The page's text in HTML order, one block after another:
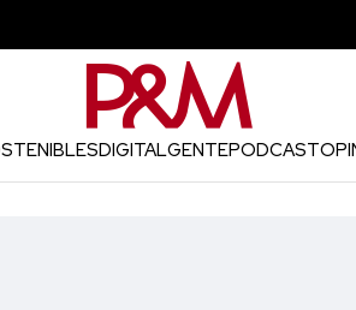
DIGITALGENTEPODCAST